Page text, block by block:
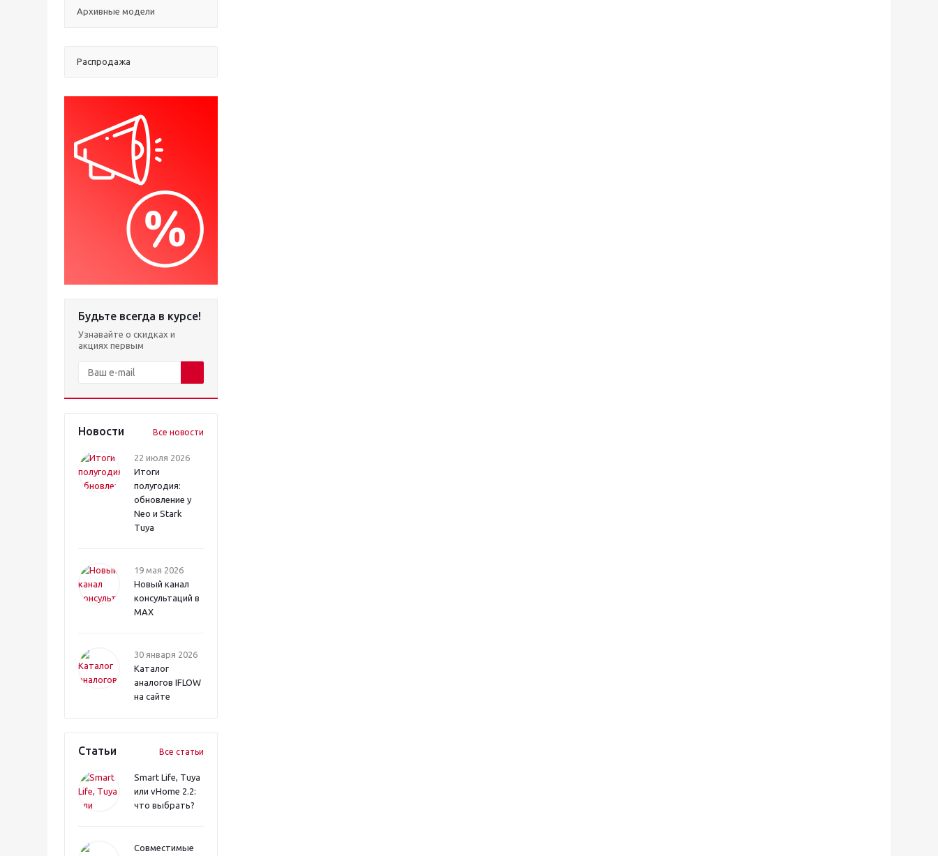
Архивные модели
Распродажа
Будьте всегда в курсе!
Узнавайте о скидках и
акциях первым
Новости Все новости
22 июля 2026
Итоги
полугодия:
обновление у
Neo и Stark
Tuya
19 мая 2026
Новый канал
консультаций в
MAX
30 января 2026
Каталог
аналогов IFLOW
на сайте
Статьи Все статьи
Smart Life, Tuya
или vHome 2.2:
что выбрать?
Совместимые